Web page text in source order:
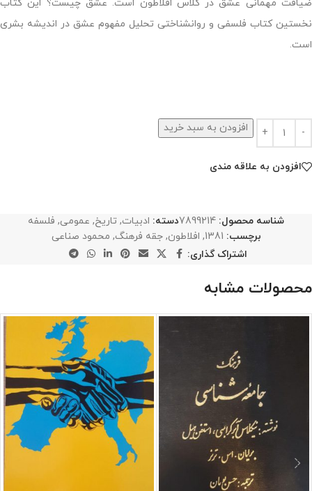
ضیافت مهمانی عشق در کلاس اقلاطون است. عشق چیست؟ این کتاب
نخستین کتاب فلسفی و روانشناختی تحلیل مفهوم عشق در اندیشه بشری
است.
افزودن به سبد خرید
افزودن به علاقه مندی
شناسه محصول: 7899214دسته: ادبیات, تاریخ, عمومی, فلسفه
برچسب: 1381
, افلاطون, جقه فرهنگ, محمود صناعی
اشتراک گذاری:
محصولات مشابه